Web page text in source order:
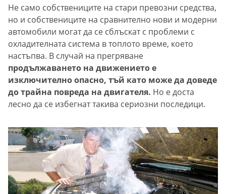
Не само собствениците на стари превозни средства,
но и собствениците на сравнително нови и модерни
автомобили могат да се сблъскат с проблеми с
охладителната система в топлото време, което
настъпва. В случай на прегряване
продължаването на движението е
изключително опасно, тъй като може да доведе
до трайна повреда на двигателя. Но е доста
лесно да се избегнат такива сериозни последици.